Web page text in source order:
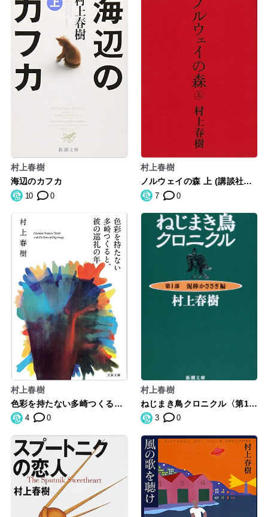
村上春樹
海辺のカフカ
10 0
村上春樹
ノルウェイの森 上 (講談社文
庫) 7 0
村上春樹
色彩を持たない多崎つくる
と、彼の巡礼の年
4 0
村上春樹
ねじまき鳥クロニクル〈第1
部〉泥棒かささぎ編 (新潮文
庫)
3 0